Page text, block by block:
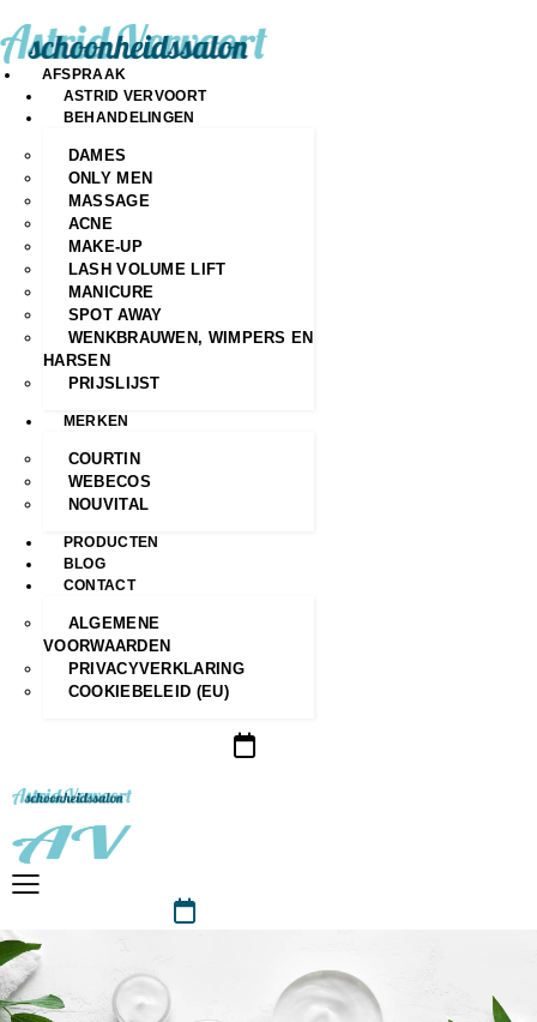
AFSPRAAK
ASTRID VERVOORT
BEHANDELINGEN
DAMES
ONLY MEN
MASSAGE
ACNE
MAKE-UP
LASH VOLUME LIFT
MANICURE
SPOT AWAY
WENKBRAUWEN, WIMPERS EN
HARSEN
PRIJSLIJST
MERKEN
COURTIN
WEBECOS
NOUVITAL
PRODUCTEN
BLOG
CONTACT
ALGEMENE
VOORWAARDEN
PRIVACYVERKLARING
COOKIEBELEID (EU)